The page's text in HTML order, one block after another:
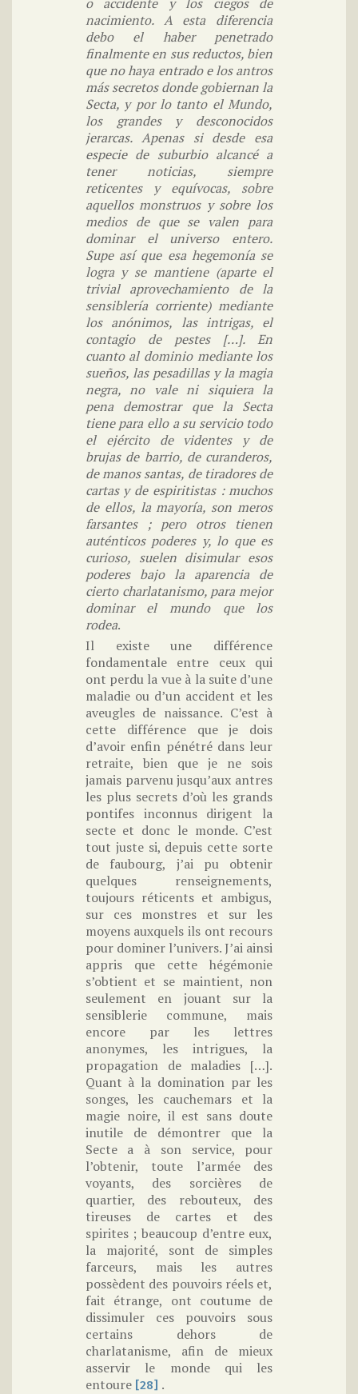
nacimiento. A esta diferencia
debo el haber penetrado
finalmente en sus reductos, bien
que no haya entrado e los antros
más secretos donde gobiernan la
Secta, y por lo tanto el Mundo,
los grandes y desconocidos
jerarcas. Apenas si desde esa
especie de suburbio alcancé a
tener noticias, siempre
reticentes y equívocas, sobre
aquellos monstruos y sobre los
medios de que se valen para
dominar el universo entero.
Supe así que esa hegemonía se
logra y se mantiene (aparte el
trivial aprovechamiento de la
sensiblería corriente) mediante
los anónimos, las intrigas, el
contagio de pestes […]. En
cuanto al dominio mediante los
sueños, las pesadillas y la magia
negra, no vale ni siquiera la
pena demostrar que la Secta
tiene para ello a su servicio todo
el ejército de videntes y de
brujas de barrio, de curanderos,
de manos santas, de tiradores de
cartas y de espiritistas : muchos
de ellos, la mayoría, son meros
farsantes ; pero otros tienen
auténticos poderes y, lo que es
curioso, suelen disimular esos
poderes bajo la aparencia de
cierto charlatanismo, para mejor
dominar el mundo que los
rodea.
Il existe une différence
fondamentale entre ceux qui
ont perdu la vue à la suite d’une
maladie ou d’un accident et les
aveugles de naissance. C’est à
cette différence que je dois
d’avoir enfin pénétré dans leur
retraite, bien que je ne sois
jamais parvenu jusqu’aux antres
les plus secrets d’où les grands
pontifes inconnus dirigent la
secte et donc le monde. C’est
tout juste si, depuis cette sorte
de faubourg, j’ai pu obtenir
quelques renseignements,
toujours réticents et ambigus,
sur ces monstres et sur les
moyens auxquels ils ont recours
pour dominer l’univers. J’ai ainsi
appris que cette hégémonie
s’obtient et se maintient, non
seulement en jouant sur la
sensiblerie commune, mais
encore par les lettres
anonymes, les intrigues, la
propagation de maladies […].
Quant à la domination par les
songes, les cauchemars et la
magie noire, il est sans doute
inutile de démontrer que la
Secte a à son service, pour
l’obtenir, toute l’armée des
voyants, des sorcières de
quartier, des rebouteux, des
tireuses de cartes et des
spirites ; beaucoup d’entre eux,
la majorité, sont de simples
farceurs, mais les autres
possèdent des pouvoirs réels et,
fait étrange, ont coutume de
dissimuler ces pouvoirs sous
certains dehors de
charlatanisme, afin de mieux
asservir le monde qui les
entoure [28] .